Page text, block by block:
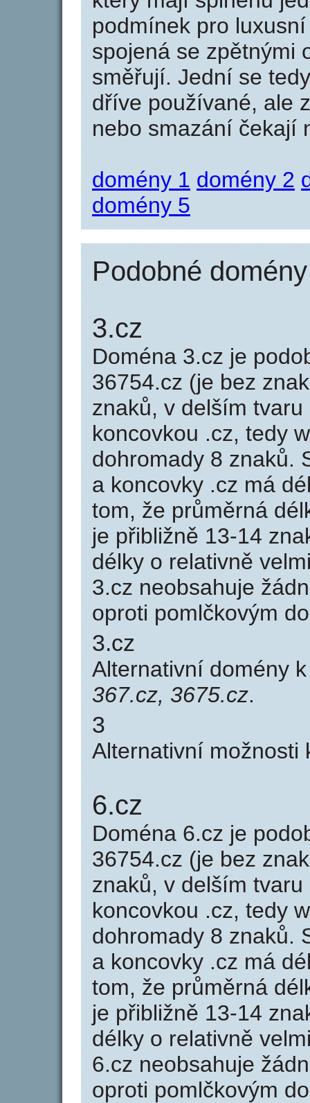
podmínek pro
spojená se zpětnými
směřují. Jední se
dříve používané, ale
nebo smazání čekají
domény 1 domény 2
domény 5
Podobné
3.cz
Doména 3.cz je
36754.cz (je bez
znaků, v delším
koncovkou .cz, tedy
dohromady 8 znaků.
a koncovky .cz má
tom, že průměrná
je přibližně 13-14
délky o relativně
3.cz neobsahuje
oproti pomlčkovým
3.cz
Alternativní domény
367.cz, 3675.cz.
3
Alternativní možnosti
6.cz
Doména 6.cz je
36754.cz (je bez
znaků, v delším
koncovkou .cz, tedy
dohromady 8 znaků.
a koncovky .cz má
tom, že průměrná
je přibližně 13-14
délky o relativně
6.cz neobsahuje
oproti pomlčkovým